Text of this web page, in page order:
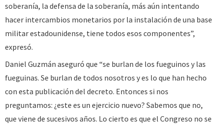
soberanía, la defensa de la soberanía, más aún intentando
hacer intercambios monetarios por la instalación de una base
militar estadounidense, tiene todos esos componentes”,
expresó.
Daniel Guzmán aseguró que “se burlan de los fueguinos y las
fueguinas. Se burlan de todos nosotros y es lo que han hecho
con esta publicación del decreto. Entonces si nos
preguntamos: ¿este es un ejercicio nuevo? Sabemos que no,
que viene de sucesivos años. Lo cierto es que el Congreso no se